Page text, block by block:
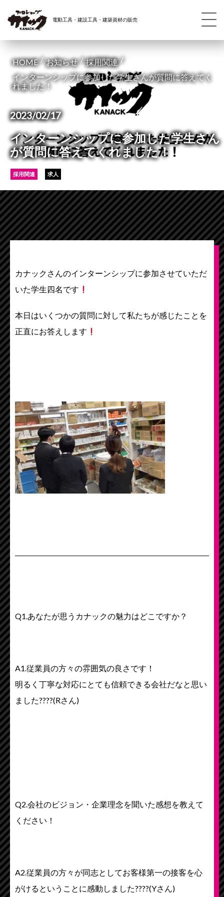
電動工具・建設工具・建築資材の販売
HOME / お知らせ / 採用関連 /
インターンシップに参加した学生さんが質問に答えてく
れました！
2023/02/17
インターンシップに参加した学生さん
が質問に答えてくれました！
採用関連 求人
カナックさんのインターンシップに参加させていただ
いた学生四名です
本日はいくつかの質問に対して私たちが感じたことを
正直にお答えします
Q1.あなたが思うカナックの魅力はどこですか？
A1.従業員の方々の雰囲気の良さです！
明るく丁寧な対応にとても信頼できる会社だなと思い
ました????(Rさん)
Q2.会社のビジョン・企業理念を聞いた感想を教えて
ください！
A2.従業員の方々が同志としてお客様第一の接客を心
がけるということに感動しました????(Yさん)